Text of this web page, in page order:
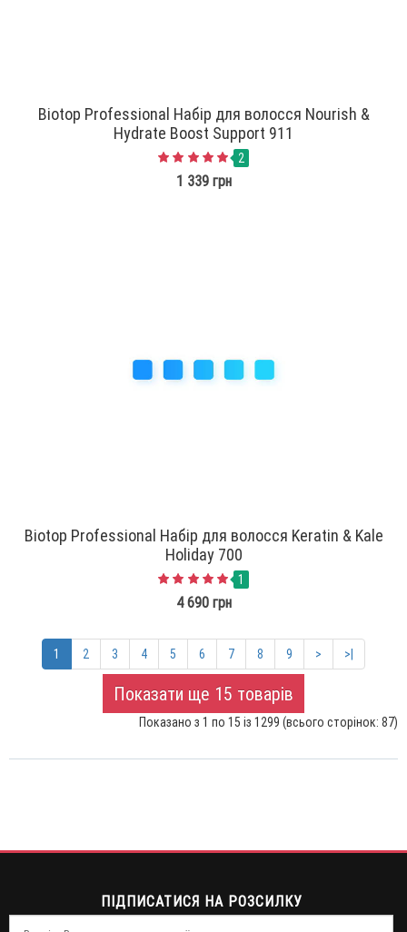
Biotop Professional Набір для волосся Nourish &
Hydrate Boost Support 911
2
1 339 грн
Biotop Professional Набір для волосся Keratin & Kale
Holiday 700
1
4 690 грн
1 2 3 4 5 6 7 8 9 > >|
Показати ще 15 товарів
Показано з 1 по 15 із 1299 (всього сторінок: 87)
ПІДПИСАТИСЯ НА РОЗСИЛКУ